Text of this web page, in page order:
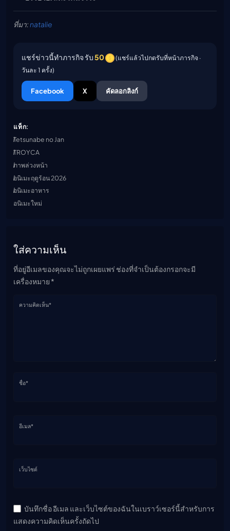
ที่มา:natalie
แชร์ข่าวนี้ทำภารกิจ รับ50
(แชร์แล้วไปกดรับที่หน้าภารกิจ ·
วันละ 1 ครั้ง)
Facebook X คัดลอกลิงก์
แท็ก:
Tetsunabe no Jan
TROYCA
ภาพล่วงหน้า
อนิเมะฤดูร้อน 2026
อนิเมะอาหาร
อนิเมะใหม่
ใส่ความเห็น
ที่อยู่อีเมลของคุณจะไม่ถูกเผยแพร่ ช่องที่จำเป็นต้องกรอกจะมี
เครื่องหมาย *
ความคิดเห็น*
ชื่อ*
อีเมล*
เว็บไซต์
บันทึกชื่อ อีเมล และเว็บไซต์ของฉันในเบราว์เซอร์นี้สำหรับการ
แสดงความคิดเห็นครั้งถัดไป